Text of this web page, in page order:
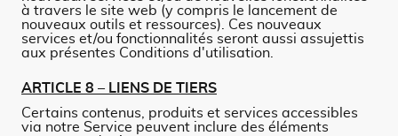
à travers le site web (y compris le lancement de
nouveaux outils et ressources). Ces nouveaux
services et/ou fonctionnalités seront aussi assujettis
aux présentes Conditions d'utilisation.
ARTICLE 8 – LIENS DE TIERS
Certains contenus, produits et services accessibles
via notre Service peuvent inclure des éléments